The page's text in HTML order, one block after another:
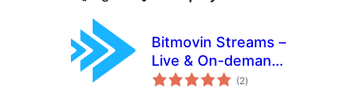
Bitmovin Streams –
Live & On-demand
Video
(2مجموعی
درجہ
)